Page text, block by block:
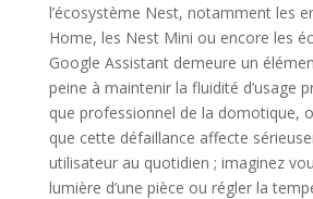
l’écosystème Nest, notamment les
Home, les Nest Mini ou encore les
Google Assistant demeure un
peine à maintenir la fluidité d’usage
que professionnel de la domotique,
que cette défaillance affecte
utilisateur au quotidien ; imaginez
lumière d’une pièce ou régler la